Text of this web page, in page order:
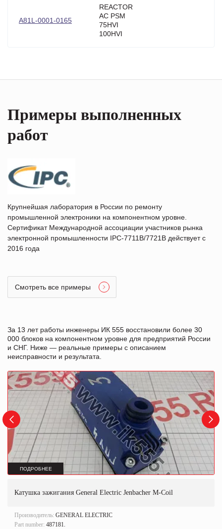
A81L-0001-0165
REACTOR
AC PSM
75HVI
100HVI
Примеры выполненных
работ
Крупнейшая лаборатория в России по ремонту
промышленной электроники на компонентном уровне.
Сертификат Международной ассоциации участников рынка
электронной промышленности IPC-7711B/7721B действует с
2016 года
Смотреть все примеры
За 13 лет работы инженеры ИК 555 восстановили более 30
000 блоков на компонентном уровне для предприятий России
и СНГ. Ниже — реальные примеры с описанием
неисправности и результата.
ПОДРОБНЕЕ
Катушка зажигания General Electric Jenbacher M-Coil
Производитель: GENERAL ELECTRIC
Part number: 487181.